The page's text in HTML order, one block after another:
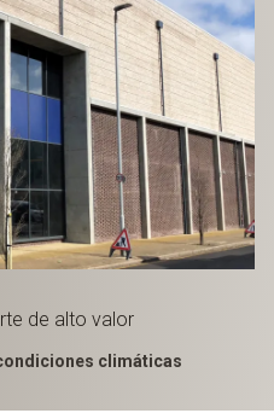
de alto valor
climáticas